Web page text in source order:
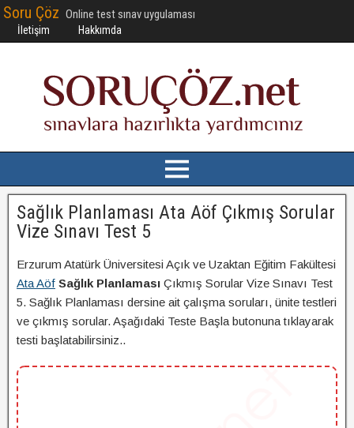
Soru Çöz Online test sınav uygulaması
İletişim Hakkımda
Sağlık Planlaması Ata Aöf Çıkmış Sorular
Vize Sınavı Test 5
Erzurum Atatürk Üniversitesi Açık ve Uzaktan Eğitim Fakültesi
Ata Aöf Sağlık Planlaması Çıkmış Sorular Vize Sınavı Test
5. Sağlık Planlaması dersine ait çalışma soruları, ünite testleri
ve çıkmış sorular. Aşağıdaki Teste Başla butonuna tıklayarak
testi başlatabilirsiniz..